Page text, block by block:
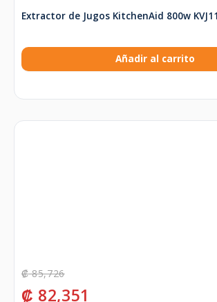
Extractor de Jugos KitchenAid 800w
Añadir al carrito
₡85,726
₡ 82,351